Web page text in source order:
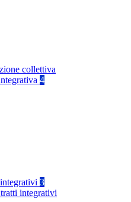
collettiva
4
3
integrativi